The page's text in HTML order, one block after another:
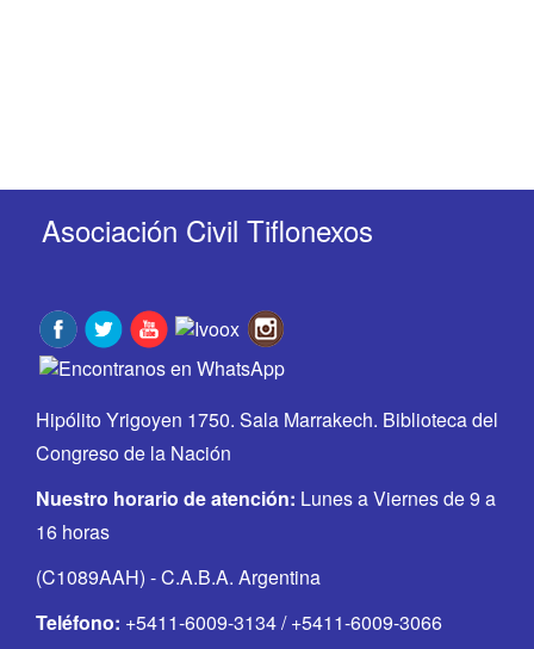
Asociación Civil Tiflonexos
Hipólito Yrigoyen 1750. Sala Marrakech. Biblioteca del
Congreso de la Nación
Nuestro horario de atención: Lunes a Viernes de 9 a
16 horas
(C1089AAH) - C.A.B.A. Argentina
Teléfono: +5411-6009-3134 / +5411-6009-3066